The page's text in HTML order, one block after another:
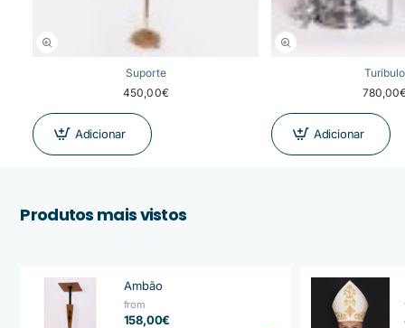
Suporte
450,00€
Adicionar
Turíbulo
Adicionar
Produtos mais vistos
Ambão
from
158,00€